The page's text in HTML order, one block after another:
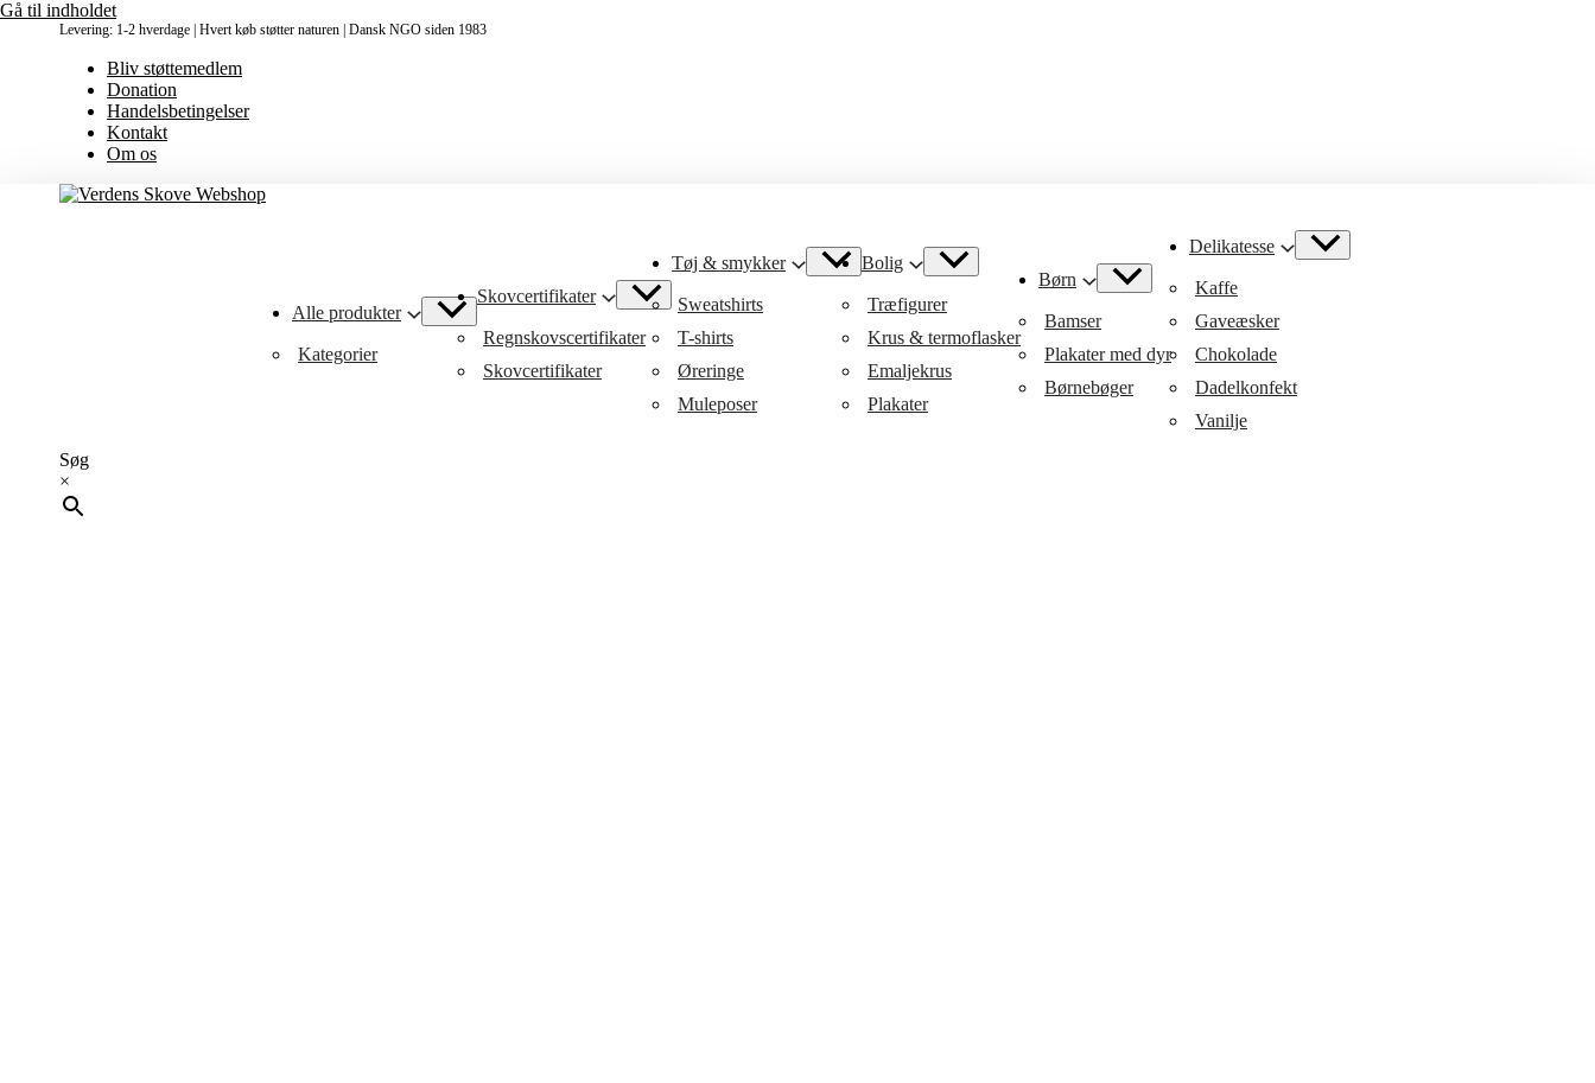
Gå til indholdet
Levering: 1-2 hverdage | Hvert køb støtter naturen | Dansk NGO siden 1983
Bliv støttemedlem
Donation
Handelsbetingelser
Kontakt
Om os
Alle produkter
Kategorier
Skovcertifikater
Regnskovscertifikater
Skovcertifikater
Tøj & smykker
Sweatshirts
T-shirts
Øreringe
Muleposer
Bolig
Træfigurer
Krus & termoflasker
Emaljekrus
Plakater
Børn
Bamser
Plakater med dyr
Børnebøger
Delikatesse
Kaffe
Gaveæsker
Chokolade
Dadelkonfekt
Vanilje
Søg
×